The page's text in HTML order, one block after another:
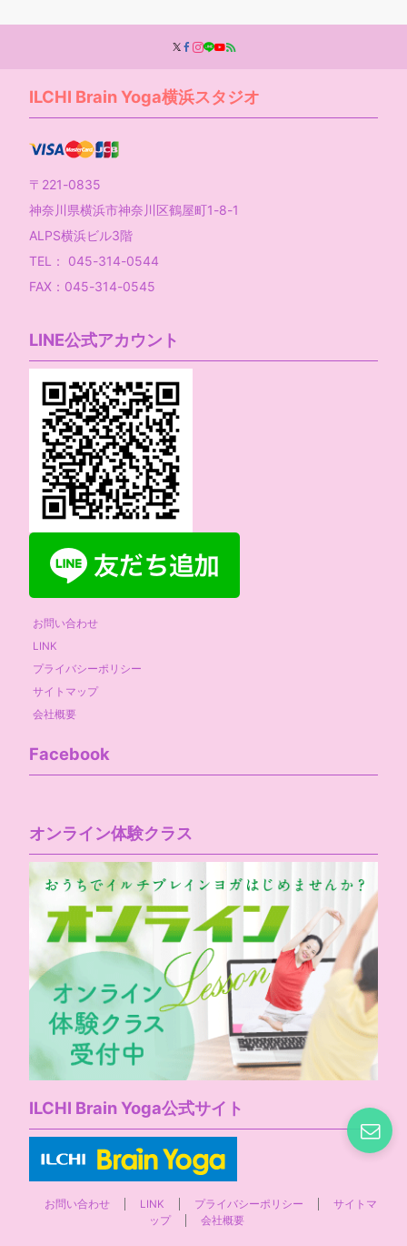
ILCHI Brain Yoga横浜スタジオ
〒221-0835
神奈川県横浜市神奈川区鶴屋町1-8-1
ALPS横浜ビル3階
TEL： 045-314-0544
FAX：045-314-0545
LINE公式アカウント
お問い合わせ
LINK
プライバシーポリシー
サイトマップ
会社概要
Facebook
オンライン体験クラス
ILCHI Brain Yoga公式サイト
お問い合わせ LINK プライバシーポリシー
サイトマ
ップ
会社概要